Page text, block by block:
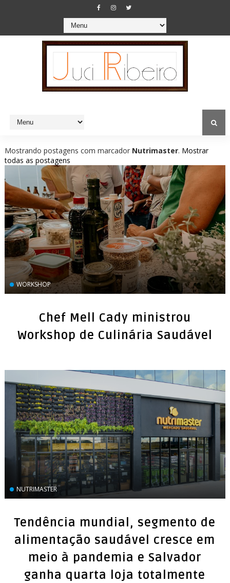
Mostrando postagens com marcador Nutrimaster. Mostrar
todas as postagens
WORKSHOP
Chef Mell Cady ministrou
Workshop de Culinária Saudável
NUTRIMASTER
Tendência mundial, segmento de
alimentação saudável cresce em
meio à pandemia e Salvador
ganha quarta loja totalmente